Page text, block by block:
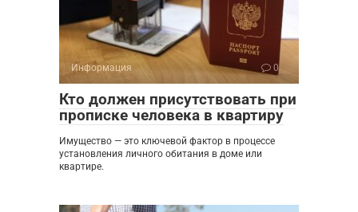
Информация 0
Кто должен присутствовать при
прописке человека в квартиру
Имущество — это ключевой фактор в процессе
установления личного обитания в доме или
квартире.